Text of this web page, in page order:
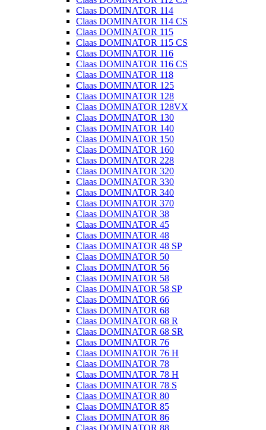
Claas DOMINATOR 114
Claas DOMINATOR 114 CS
Claas DOMINATOR 115
Claas DOMINATOR 115 CS
Claas DOMINATOR 116
Claas DOMINATOR 116 CS
Claas DOMINATOR 118
Claas DOMINATOR 125
Claas DOMINATOR 128
Claas DOMINATOR 128VX
Claas DOMINATOR 130
Claas DOMINATOR 140
Claas DOMINATOR 150
Claas DOMINATOR 160
Claas DOMINATOR 228
Claas DOMINATOR 320
Claas DOMINATOR 330
Claas DOMINATOR 340
Claas DOMINATOR 370
Claas DOMINATOR 38
Claas DOMINATOR 45
Claas DOMINATOR 48
Claas DOMINATOR 48 SP
Claas DOMINATOR 50
Claas DOMINATOR 56
Claas DOMINATOR 58
Claas DOMINATOR 58 SP
Claas DOMINATOR 66
Claas DOMINATOR 68
Claas DOMINATOR 68 R
Claas DOMINATOR 68 SR
Claas DOMINATOR 76
Claas DOMINATOR 76 H
Claas DOMINATOR 78
Claas DOMINATOR 78 H
Claas DOMINATOR 78 S
Claas DOMINATOR 80
Claas DOMINATOR 85
Claas DOMINATOR 86
Claas DOMINATOR 88